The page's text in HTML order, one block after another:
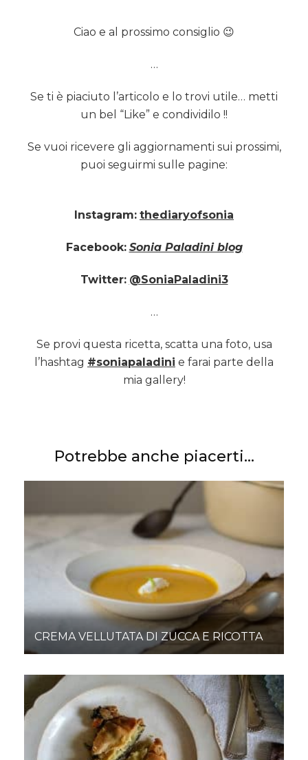
Ciao e al prossimo consiglio 😉
…
Se ti è piaciuto l’articolo e lo trovi utile… metti
un bel “Like” e condividilo !!
Se vuoi ricevere gli aggiornamenti sui prossimi,
puoi seguirmi sulle pagine:
Instagram: thediaryofsonia
Facebook: Sonia Paladini blog
Twitter: @SoniaPaladini3
…
Se provi questa ricetta, scatta una foto, usa
l’hashtag #soniapaladini e farai parte della
mia gallery!
Potrebbe anche piacerti...
CREMA VELLUTATA DI ZUCCA E RICOTTA